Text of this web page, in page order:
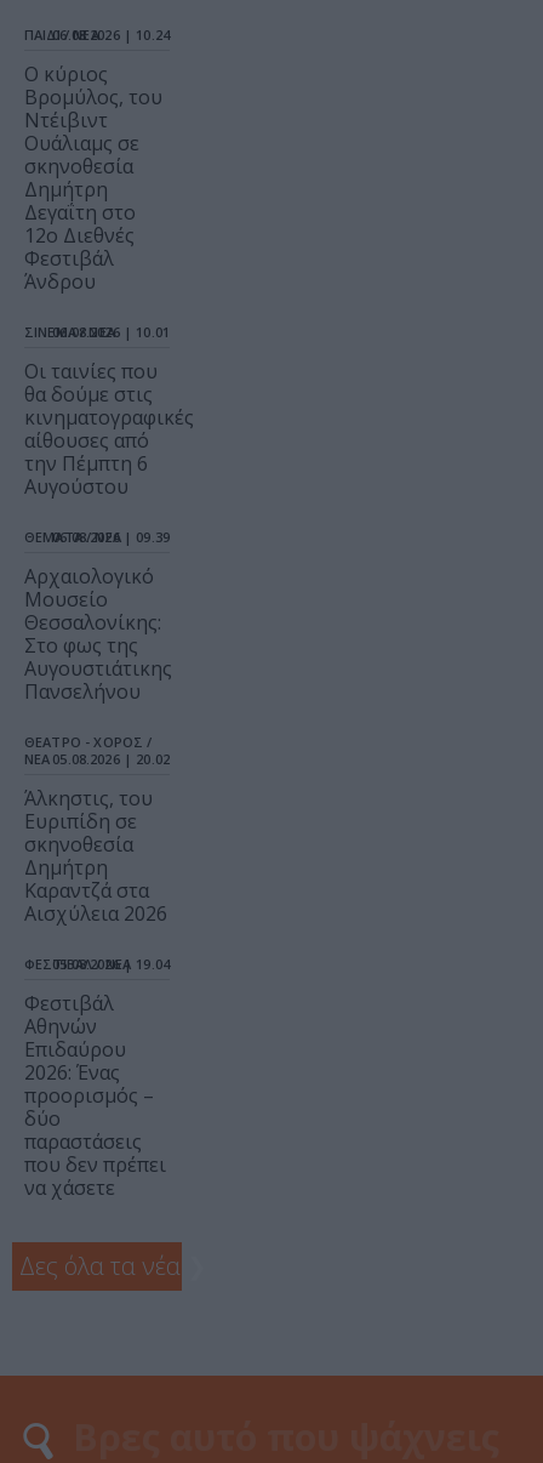
ΠΑΙΔΙ / ΝΕΑ
06.08.2026 | 10.24
O κύριος
Βρομύλος, του
Ντέιβιντ
Ουάλιαμς σε
σκηνοθεσία
Δημήτρη
Δεγαΐτη στο
12ο Διεθνές
Φεστιβάλ
Άνδρου
ΣΙΝΕΜΑ / ΝΕΑ
06.08.2026 | 10.01
Οι ταινίες που
θα δούμε στις
κινηματογραφικές
αίθουσες από
την Πέμπτη 6
Αυγούστου
ΘΕΜΑΤΑ / ΝΕΑ
06.08.2026 | 09.39
Αρχαιολογικό
Μουσείο
Θεσσαλονίκης:
Στο φως της
Αυγουστιάτικης
Πανσελήνου
ΘΕΑΤΡΟ - ΧΟΡΟΣ /
ΝΕΑ 05.08.2026 | 20.02
Άλκηστις, του
Ευριπίδη σε
σκηνοθεσία
Δημήτρη
Καραντζά στα
Αισχύλεια 2026
ΦΕΣΤΙΒΑΛ / ΝΕΑ
05.08.2026 | 19.04
Φεστιβάλ
Αθηνών
Επιδαύρου
2026: Ένας
προορισμός –
δύο
παραστάσεις
που δεν πρέπει
να χάσετε
Δες όλα τα νέα